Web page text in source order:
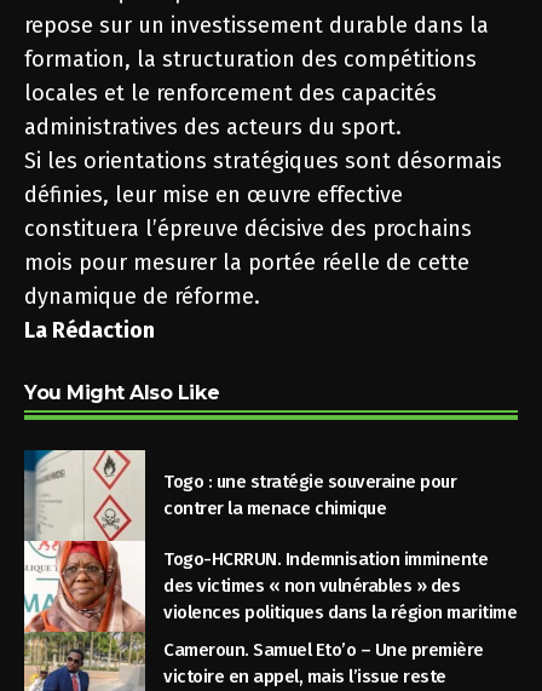
repose sur un investissement durable dans la
formation, la structuration des compétitions
locales et le renforcement des capacités
administratives des acteurs du sport.
Si les orientations stratégiques sont désormais
définies, leur mise en œuvre effective
constituera l’épreuve décisive des prochains
mois pour mesurer la portée réelle de cette
dynamique de réforme.
La Rédaction
You Might Also Like
Togo : une stratégie souveraine pour
contrer la menace chimique
Togo-HCRRUN. Indemnisation imminente
des victimes « non vulnérables » des
violences politiques dans la région maritime
Cameroun. Samuel Eto’o – Une première
victoire en appel, mais l’issue reste